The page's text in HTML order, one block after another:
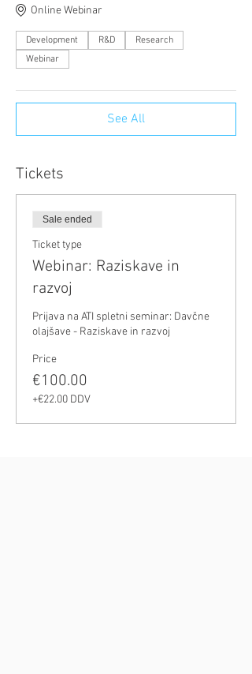
Online Webinar
Development R&D
Research
Webinar
See All
Tickets
Sale ended
Ticket type
Webinar: Raziskave in
razvoj
Prijava na ATI spletni seminar: Davčne
olajšave - Raziskave in razvoj
Price
€100.00
+€22.00 DDV